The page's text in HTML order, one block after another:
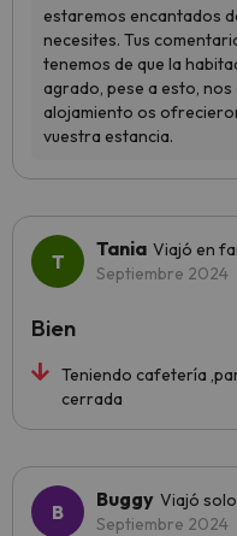
Tania Viajó en
Septiembre 2024
Teniendo cafetería
cerrada
Bien
Buggy Viajó solo
Septiembre 2024